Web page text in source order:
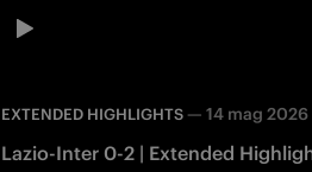
EXTENDED HIGHLIGHTS— 14 mag 2026
Lazio-Inter 0-2 | Extended